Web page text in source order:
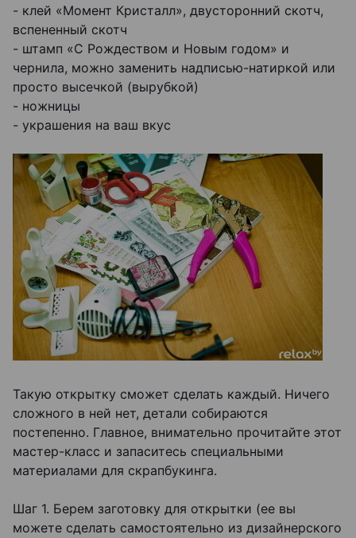
- клей «Момент Кристалл», двусторонний скотч,
вспененный скотч
- штамп «С Рождеством и Новым годом» и
чернила, можно заменить надписью-натиркой или
просто высечкой (вырубкой)
- ножницы
- украшения на ваш вкус
Такую открытку сможет сделать каждый. Ничего
сложного в ней нет, детали собираются
постепенно. Главное, внимательно прочитайте этот
мастер-класс и запаситесь специальными
материалами для скрапбукинга.
Шаг 1. Берем заготовку для открытки (ее вы
можете сделать самостоятельно из дизайнерского